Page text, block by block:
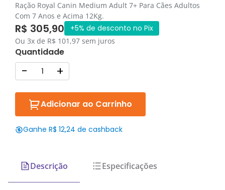
Ração Royal Canin Medium Adult 7+ Para Cães Adultos
Com 7 Anos e Acima 12Kg.
R$ 305,90 +5% de desconto no Pix
Ou 3x de R$ 101,97 sem juros
Quantidade
- +
Adicionar ao Carrinho
Ganhe R$ 12,24 de cashback
Descrição Especificações